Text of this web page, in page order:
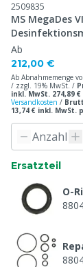
2509835
MS MegaDes
Ab
212,00 €
Ab Abnahmemenge
/ zzgl. 19% MwSt. /
inkl. MwSt. 274,89 €
Versandkosten /
13,74 € inkl. MwSt.
Ersatzteil
O-